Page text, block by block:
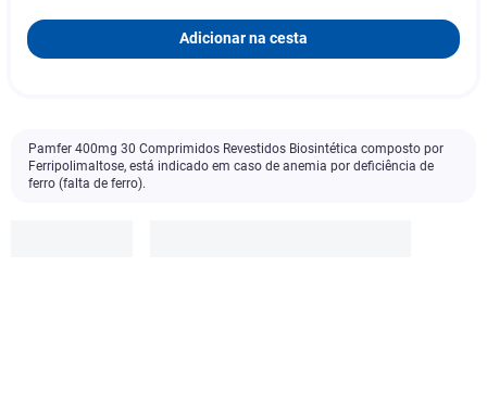
Adicionar na cesta
Pamfer 400mg 30 Comprimidos Revestidos Biosintética composto por
Ferripolimaltose, está indicado em caso de anemia por deficiência de
ferro (falta de ferro).